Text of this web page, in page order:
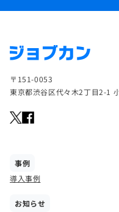
〒151-0053
東京都渋谷区代々木2丁目2-1
事例
導入事例
お知らせ